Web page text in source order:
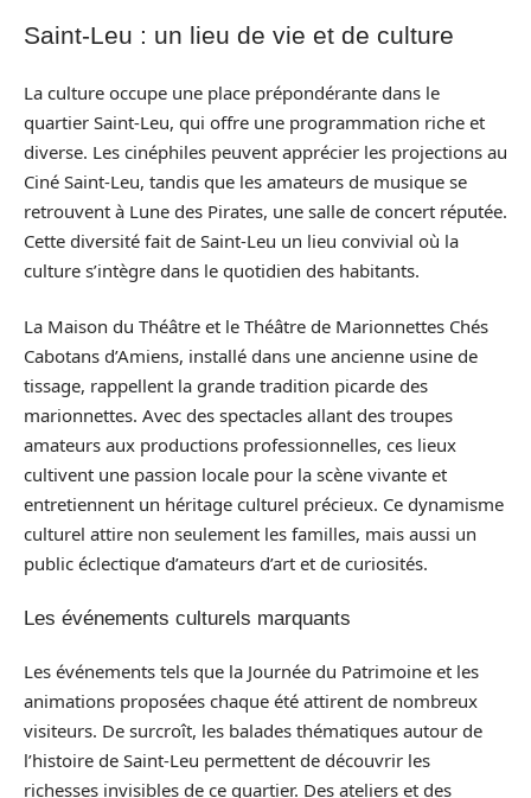
Saint-Leu : un lieu de vie et de culture
La culture occupe une place prépondérante dans le
quartier Saint-Leu, qui offre une programmation riche et
diverse. Les cinéphiles peuvent apprécier les projections au
Ciné Saint-Leu, tandis que les amateurs de musique se
retrouvent à Lune des Pirates, une salle de concert réputée.
Cette diversité fait de Saint-Leu un lieu convivial où la
culture s’intègre dans le quotidien des habitants.
La Maison du Théâtre et le Théâtre de Marionnettes Chés
Cabotans d’Amiens, installé dans une ancienne usine de
tissage, rappellent la grande tradition picarde des
marionnettes. Avec des spectacles allant des troupes
amateurs aux productions professionnelles, ces lieux
cultivent une passion locale pour la scène vivante et
entretiennent un héritage culturel précieux. Ce dynamisme
culturel attire non seulement les familles, mais aussi un
public éclectique d’amateurs d’art et de curiosités.
Les événements culturels marquants
Les événements tels que la Journée du Patrimoine et les
animations proposées chaque été attirent de nombreux
visiteurs. De surcroît, les balades thématiques autour de
l’histoire de Saint-Leu permettent de découvrir les
richesses invisibles de ce quartier. Des ateliers et des